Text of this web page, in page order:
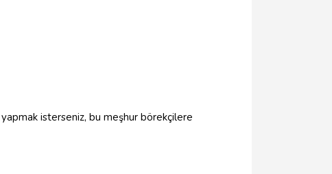
isterseniz, bu meşhur börekçilere